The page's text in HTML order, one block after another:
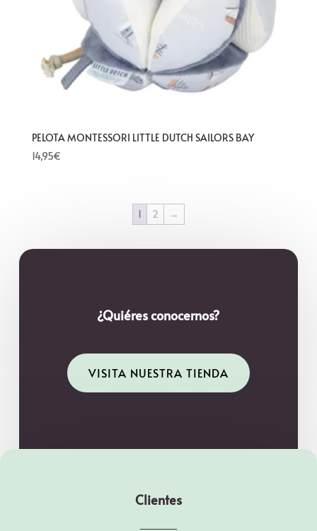
PELOTA MONTESSORI LITTLE DUTCH SAILORS BAY
14,95€
1 2 →
¿Quiéres conocernos?
VISITA NUESTRA TIENDA
Clientes